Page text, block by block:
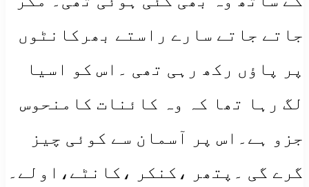
جاتے جاتے سارے راستے بھرکانٹوں
پر پاؤں رکھ رہی تھی ۔اس کو اسیا
لگ رہا تھا کہ وہ کائنات کامنحوس
جزو ہے۔اس پر آسمان سے کوئی چیز
گرے گی ۔پتھر ،کنکر ،کانٹے،اولے۔